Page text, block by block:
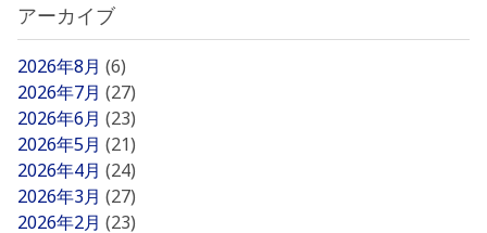
アーカイブ
2026年8月 (6)
2026年7月 (27)
2026年6月 (23)
2026年5月 (21)
2026年4月 (24)
2026年3月 (27)
2026年2月 (23)